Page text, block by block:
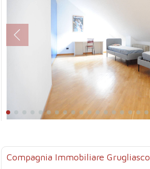
Compagnia Immobiliare Grugliasco